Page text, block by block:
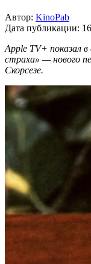
Автор: KinoPab
Дата публикации:
Apple TV+ показал
страха» — нового
Скорсезе.